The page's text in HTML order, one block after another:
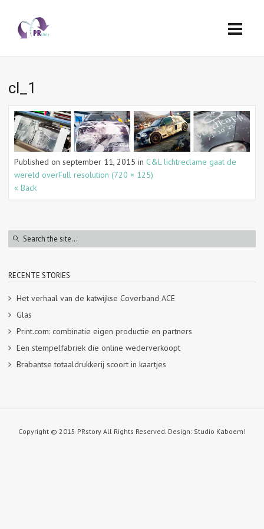
cl_1
Published on september 11, 2015 in C&L lichtreclame gaat de
wereld overFull resolution (720 × 125)
« Back
RECENTE STORIES
Het verhaal van de katwijkse Coverband ACE
Glas
Print.com: combinatie eigen productie en partners
Een stempelfabriek die online wederverkoopt
Brabantse totaaldrukkerij scoort in kaartjes
Copyright © 2015 PRstory All Rights Reserved. Design: Studio Kaboem!